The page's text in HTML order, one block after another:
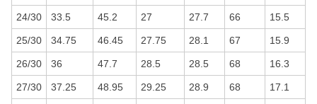
24/30 33.5 45.2 27 27.7 66 15.5
25/30 34.75 46.45 27.75 28.1 67 15.9
26/30 36 47.7 28.5 28.5 68 16.3
27/30 37.25 48.95 29.25 28.9 68 17.1